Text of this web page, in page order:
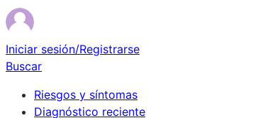
Iniciar sesión/Registrarse
Buscar
Riesgos y síntomas
Diagnóstico reciente